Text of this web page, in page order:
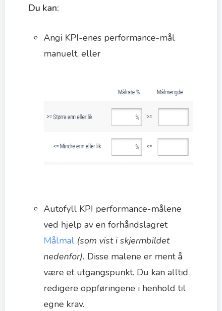
Du kan:
Angi KPI-enes performance-mål
manuelt, eller
Autofyll KPI performance-målene
ved hjelp av en forhåndslagret
Målmal (som vist i skjermbildet
nedenfor). Disse malene er ment å
være et utgangspunkt. Du kan alltid
redigere oppføringene i henhold til
egne krav.